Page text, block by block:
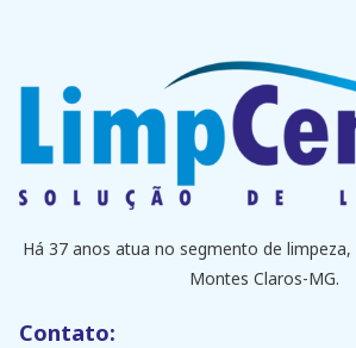
Há 37 anos atua no segmento de limpeza,
Montes Claros-MG.
Contato: